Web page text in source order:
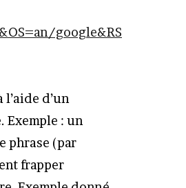
google&RS
d’un
: un
phrase (par
frapper